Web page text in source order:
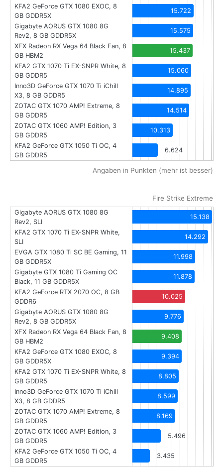
KFA2 GeForce GTX 1080 EXOC, 8
GB GDDR5X
15.722
Gigabyte AORUS GTX 1080 8G
Rev2, 8 GB GDDR5X
15.575
XFX Radeon RX Vega 64 Black Fan, 8
GB HBM2
15.437
KFA2 GTX 1070 Ti EX-SNPR White, 8
GB GDDR5
15.060
Inno3D GeForce GTX 1070 Ti iChill
X3, 8 GB GDDR5
14.895
ZOTAC GTX 1070 AMP! Extreme, 8
GB GDDR5
14.514
ZOTAC GTX 1060 AMP! Edition, 3
GB GDDR5
10.313
KFA2 GeForce GTX 1050 Ti OC, 4
GB GDDR5
6.624
Angaben in Punkten (mehr ist besser)
Fire Strike Extreme
Gigabyte AORUS GTX 1080 8G
Rev2, SLI
15.138
KFA2 GTX 1070 Ti EX-SNPR White,
SLI
14.292
EVGA GTX 1080 Ti SC BE Gaming, 11
GB GDDR5X
11.998
Gigabyte GTX 1080 Ti Gaming OC
Black, 11 GB GDDR5X
11.878
KFA2 GeForce RTX 2070 OC, 8 GB
GDDR6
10.025
Gigabyte AORUS GTX 1080 8G
Rev2, 8 GB GDDR5X
9.776
XFX Radeon RX Vega 64 Black Fan, 8
GB HBM2
9.408
KFA2 GeForce GTX 1080 EXOC, 8
GB GDDR5X
9.394
KFA2 GTX 1070 Ti EX-SNPR White, 8
GB GDDR5
8.805
Inno3D GeForce GTX 1070 Ti iChill
X3, 8 GB GDDR5
8.599
ZOTAC GTX 1070 AMP! Extreme, 8
GB GDDR5
8.169
ZOTAC GTX 1060 AMP! Edition, 3
GB GDDR5
5.496
KFA2 GeForce GTX 1050 Ti OC, 4
GB GDDR5
3.435